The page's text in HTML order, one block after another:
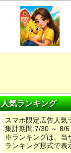
人気ランキング
スマホ限定広告人気
集計期間:7/30 ～ 8/6
※ランキングは、当
ランキング形式で表